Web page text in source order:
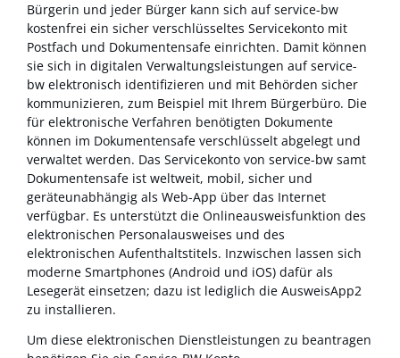
Bürgerin und jeder Bürger kann sich auf service-bw
kostenfrei ein sicher verschlüsseltes Servicekonto mit
Postfach und Dokumentensafe einrichten. Damit können
sie sich in digitalen Verwaltungsleistungen auf service-
bw elektronisch identifizieren und mit Behörden sicher
kommunizieren, zum Beispiel mit Ihrem Bürgerbüro. Die
für elektronische Verfahren benötigten Dokumente
können im Dokumentensafe verschlüsselt abgelegt und
verwaltet werden. Das Servicekonto von service-bw samt
Dokumentensafe ist weltweit, mobil, sicher und
geräteunabhängig als Web-App über das Internet
verfügbar. Es unterstützt die Onlineausweisfunktion des
elektronischen Personalausweises und des
elektronischen Aufenthaltstitels. Inzwischen lassen sich
moderne Smartphones (Android und iOS) dafür als
Lesegerät einsetzen; dazu ist lediglich die AusweisApp2
zu installieren.
Um diese elektronischen Dienstleistungen zu beantragen